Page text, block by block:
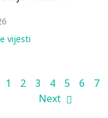
vijesti
1 2 3 4 5 6 7
Next